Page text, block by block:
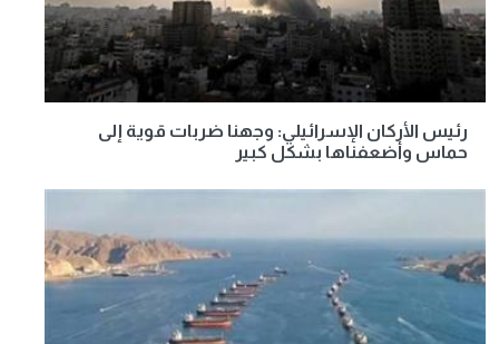
رئيس الأركان الإسرائيلي: وجهنا ضربات قوية إلى
حماس وأضعفناها بشكل كبير